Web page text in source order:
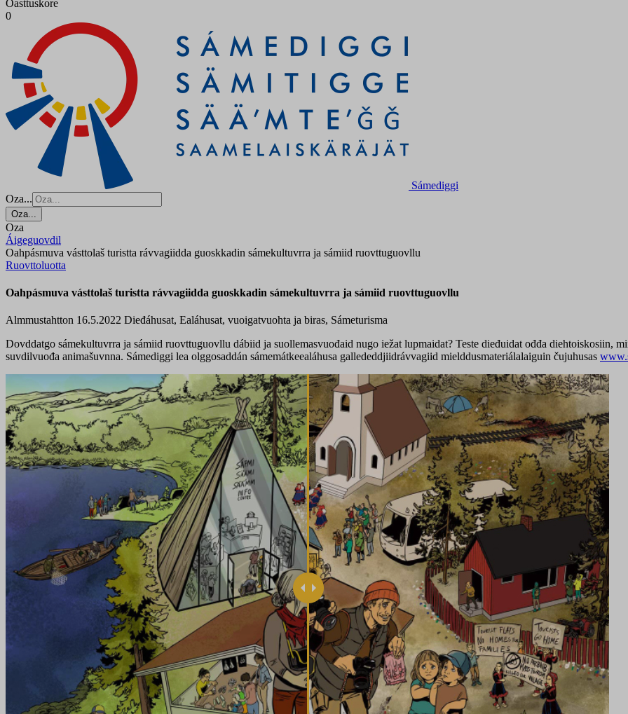
Oasttuskore
0
Sámediggi
Oza...
Oza...
Oza
Áigeguovdil
Oahpásmuva vásttolaš turistta rávvagiidda guoskkadin sámekultuvrra ja sámiid ruovttuguovllu
Ruovttoluotta
Oahpásmuva vásttolaš turistta rávvagiidda guoskkadin sámekultuvrra ja sámiid ruovttuguovllu
Almmustahtton 16.5.2022 Dieđáhusat, Ealáhusat, vuoigatvuohta ja biras, Sámeturisma
Dovddatgo sámekultuvrra ja sámiid ruovttuguovllu dábiid ja suollemasvuođaid nugo iežat lupmaidat? Teste dieđuidat ođđa diehtoiskosiin,
suvdilvuođa animašuvnna. Sámediggi lea olggosaddán sámemátkeealáhusa gallededdjiidrávvagiid mielddusmateriálalaiguin čujuhusas